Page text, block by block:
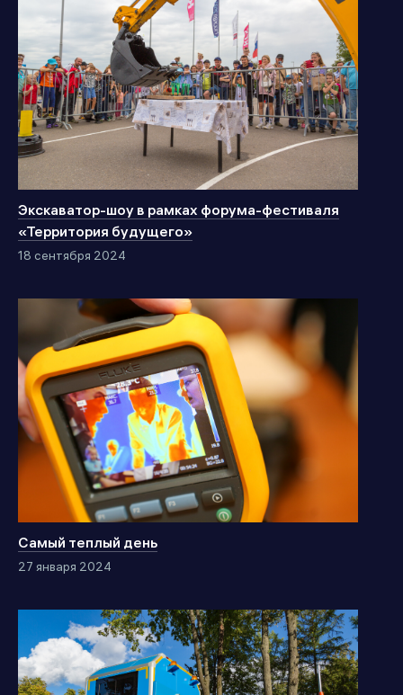
Экскаватор-шоу в рамках форума-фестиваля
«Территория будущего»
18 сентября 2024
Самый теплый день
27 января 2024